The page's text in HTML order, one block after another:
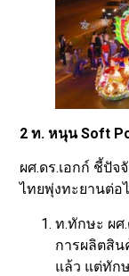
2 ท. หนุน Soft
ผศ.ดร.เอกก์ ชี้ปัจ
ไทยพุ่งทะยานต่อ
ท.ทักษะ ผศ
การผลิตสิน
แล้ว แต่ทัก